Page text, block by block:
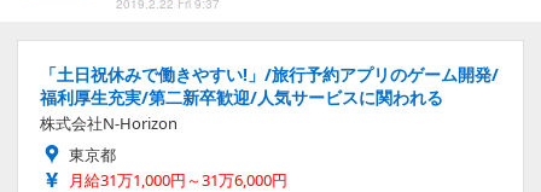
「土日祝休みで働きやすい!」/旅行予約アプリのゲーム開発/
福利厚生充実/第二新卒歓迎/人気サービスに関われる
株式会社N-Horizon
東京都
月給31万1,000円～31万6,000円